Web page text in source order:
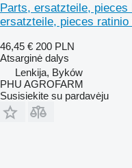
Parts, ersatzteile, pieces
ersatzteile, pieces
46,45 € 200 PLN
Atsarginė dalys
Lenkija, Byków
PHU AGROFARM
Susisiekite su pardavėju